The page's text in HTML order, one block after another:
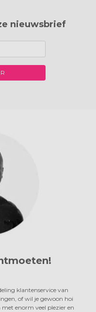
nieuwsbrief
klantenservice van
of wil je gewoon hoi
met enorm veel plezier en